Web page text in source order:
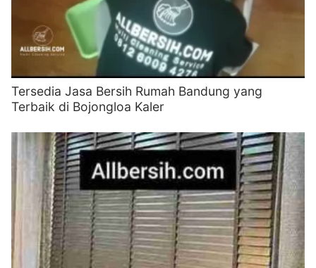
Tersedia Jasa Bersih Rumah Bandung yang
Terbaik di Bojongloa Kaler